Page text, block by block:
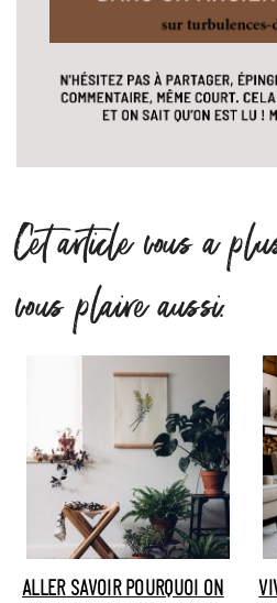
Cet article vous a
vous plaire aussi.
ALLER SAVOIR POURQUOI ON